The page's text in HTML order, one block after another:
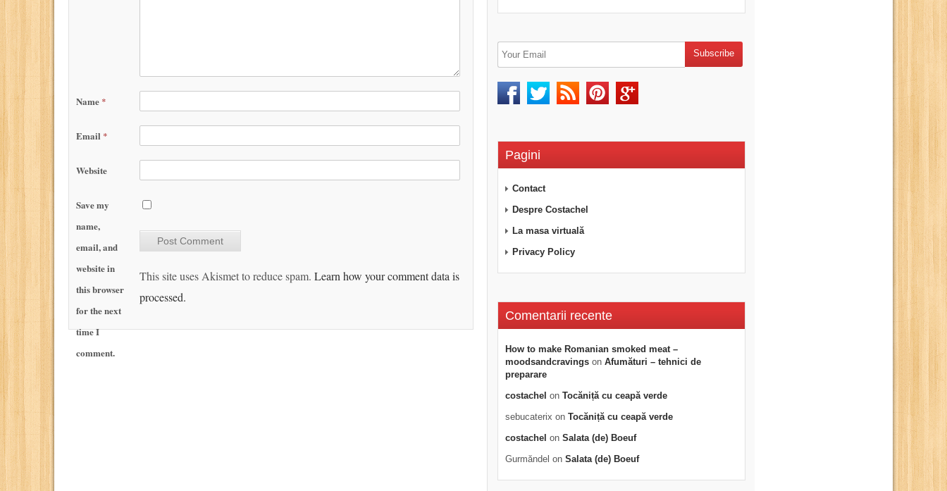
Name *
Email *
Website
Save my
name,
email, and
website in
this browser
for the next
time I
comment.
This site uses Akismet to reduce spam. Learn how your comment data is
processed.
Pagini
Contact
Despre Costachel
La masa virtuală
Privacy Policy
Comentarii recente
How to make Romanian smoked meat –
moodsandcravings on Afumături – tehnici de
preparare
costachel on Tocăniță cu ceapă verde
sebucaterix on Tocăniță cu ceapă verde
costachel on Salata (de) Boeuf
Gurmăndel on Salata (de) Boeuf